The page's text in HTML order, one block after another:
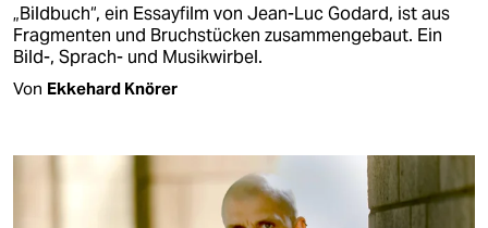
„Bildbuch“, ein Essayfilm von Jean-Luc Godard, ist aus
Fragmenten und Bruchstücken zusammengebaut. Ein
Bild-, Sprach- und Musikwirbel.
Von Ekkehard Knörer